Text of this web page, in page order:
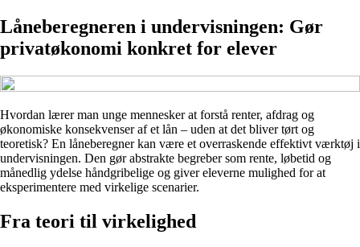
Låneberegneren i undervisningen: Gør
privatøkonomi konkret for elever
Hvordan lærer man unge mennesker at forstå renter, afdrag og
økonomiske konsekvenser af et lån – uden at det bliver tørt og
teoretisk? En låneberegner kan være et overraskende effektivt værktøj i
undervisningen. Den gør abstrakte begreber som rente, løbetid og
månedlig ydelse håndgribelige og giver eleverne mulighed for at
eksperimentere med virkelige scenarier.
Fra teori til virkelighed